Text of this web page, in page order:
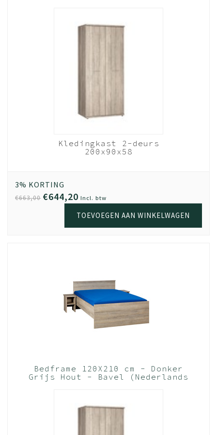
Kledingkast 2-deurs
200x90x58
3% KORTING
€663,00 €644,20 Incl. btw
TOEVOEGEN AAN WINKELWAGEN
Bedframe 120X210 cm - Donker
Grijs Hout - Bavel (Nederlands